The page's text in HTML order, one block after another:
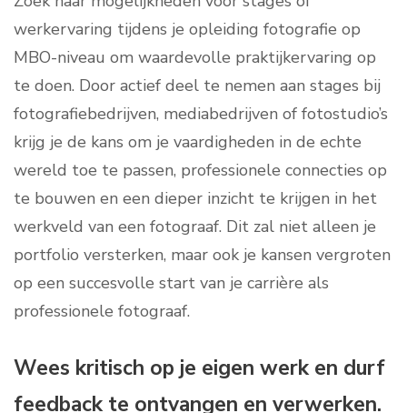
werkervaring tijdens je opleiding fotografie op
MBO-niveau om waardevolle praktijkervaring op
te doen. Door actief deel te nemen aan stages bij
fotografiebedrijven, mediabedrijven of fotostudio’s
krijg je de kans om je vaardigheden in de echte
wereld toe te passen, professionele connecties op
te bouwen en een dieper inzicht te krijgen in het
werkveld van een fotograaf. Dit zal niet alleen je
portfolio versterken, maar ook je kansen vergroten
op een succesvolle start van je carrière als
professionele fotograaf.
Wees kritisch op je eigen werk en durf
feedback te ontvangen en verwerken.